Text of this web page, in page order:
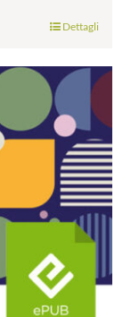
Dettagli